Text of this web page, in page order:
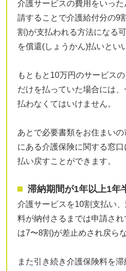
介護サービスの費用をいっ
請することで介護給付分の9
割)が支払われる方法になる
を償還(しょうかん)払いとい
もともと10万円のサービス
だけを払っていた場合には
払わなくてはいけません。
あとで必要書類をお住まい
にある介護保険に関する窓
払い戻すことができます。
滞納期間が1年以上1年
介護サービスを10割支払い
料が納付さるまでは申請さ
は7〜8割)が差止めされ戻ら
また引き続き介護保険料を滞